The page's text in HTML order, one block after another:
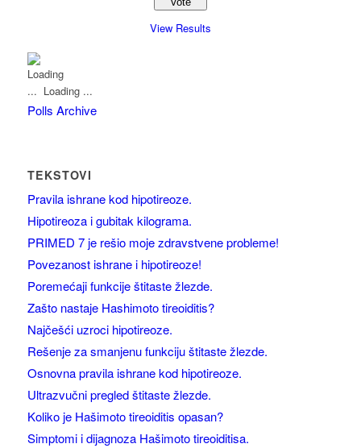
View Results
Loading ...
Polls Archive
TEKSTOVI
Pravila ishrane kod hipotireoze.
Hipotireoza i gubitak kilograma.
PRIMED 7 je rešio moje zdravstvene probleme!
Povezanost ishrane i hipotireoze!
Poremećaji funkcije štitaste žlezde.
Zašto nastaje Hashimoto tireoiditis?
Najčešći uzroci hipotireoze.
Rešenje za smanjenu funkciju štitaste žlezde.
Osnovna pravila ishrane kod hipotireoze.
Ultrazvučni pregled štitaste žlezde.
Koliko je Hašimoto tireoiditis opasan?
Simptomi i dijagnoza Hašimoto tireoiditisa.